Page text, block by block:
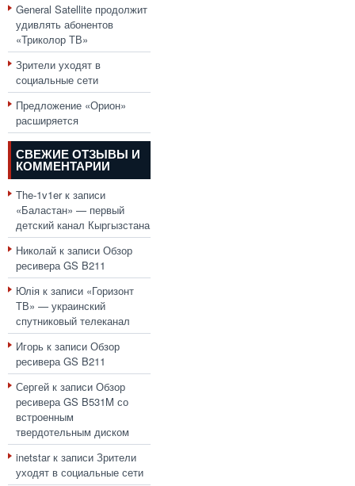
General Satellite продолжит
удивлять абонентов
«Триколор ТВ»
Зрители уходят в
социальные сети
Предложение «Орион»
расширяется
СВЕЖИЕ ОТЗЫВЫ И
КОММЕНТАРИИ
The-1v1erк записи
«Баластан» — первый
детский канал Кыргызстана
Николай к записи Обзор
ресивера GS B211
Юлія к записи «Горизонт
ТВ» — украинский
спутниковый телеканал
Игорь к записи Обзор
ресивера GS B211
Сергей к записи Обзор
ресивера GS B531M со
встроенным
твердотельным диском
inetstarк записи Зрители
уходят в социальные сети